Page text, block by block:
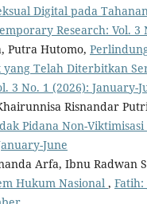
Digital pada
Research: Vol. 3
Putra Hutomo,
yang Telah Diterbitkan
3 No. 1 (2026): January-
Risnandar
Pidana Non-Viktimisasi
June
Arfa, Ibnu Radwan
Hukum Nasional ,